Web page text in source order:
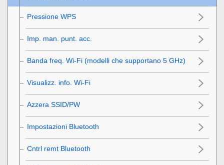
Pressione WPS
Imp. man. punt. acc.
Banda freq. Wi-Fi (modelli che supportano 5 GHz)
Visualizz. info. Wi-Fi
Azzera SSID/PW
Impostazioni Bluetooth
Cntrl remt Bluetooth